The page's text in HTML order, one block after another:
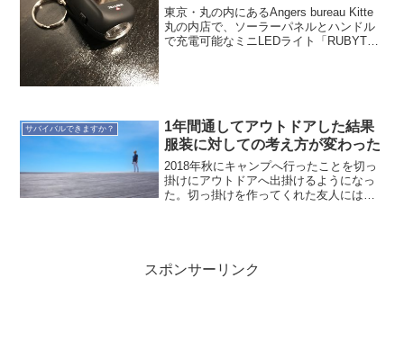
イト「RUBYTEC / ルビテック」
の「KAO」を購入
東京・丸の内にあるAngers bureau Kitte
丸の内店で、ソーラーパネルとハンドル
で充電可能なミニLEDライト「RUBYTEC
サバイバルできますか？
1年間通してアウトドアした結果
服装に対しての考え方が変わった
2018年秋にキャンプへ行ったことを切っ
掛けにアウトドアへ出掛けるようになっ
た。切っ掛けを作ってくれた友人には感
スポンサーリンク